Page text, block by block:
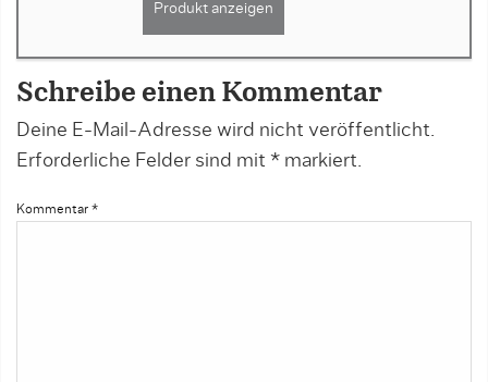
Produkt anzeigen
Schreibe einen Kommentar
Deine E-Mail-Adresse wird nicht veröffentlicht.
Erforderliche Felder sind mit * markiert.
Kommentar *